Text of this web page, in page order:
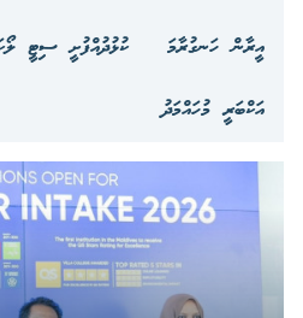
އީރާން ހަނގުރާމަ
ކުޅުދުއްފުށީ ސިޓީ
އަކްބަރީ މުހައްމަދު